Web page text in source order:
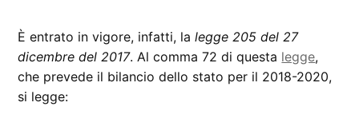
È entrato in vigore, infatti, lalegge 205 del 27
dicembre del 2017. Al comma 72 di questa legge,
che prevede il bilancio dello stato per il 2018-2020,
si legge: